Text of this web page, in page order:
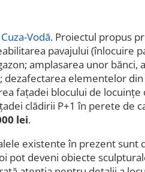
Vodă. Proiectul propus
pavajului (înlocuire
amplasarea unor bănci,
dezafectarea elementelor
fațadei blocului de locuințe
clădirii P+1 în perete de
lei.
existente în prezent sunt
pot deveni obiecte